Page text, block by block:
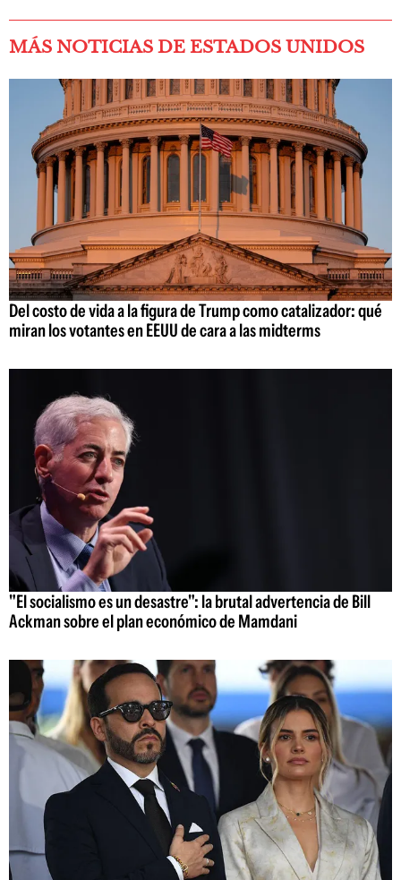
MÁS NOTICIAS DE ESTADOS UNIDOS
Del costo de vida a la figura de Trump como catalizador: qué
miran los votantes en EEUU de cara a las midterms
"El socialismo es un desastre": la brutal advertencia de Bill
Ackman sobre el plan económico de Mamdani